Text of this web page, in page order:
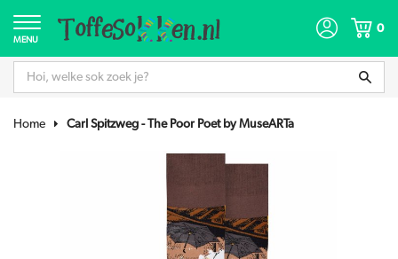
MENU
0
Home Carl Spitzweg - The Poor Poet by MuseARTa